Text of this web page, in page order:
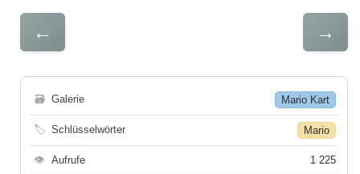
← →
🗃 Galerie Mario Kart
🏷 Schlüsselwörter Mario
👁 Aufrufe 1 225